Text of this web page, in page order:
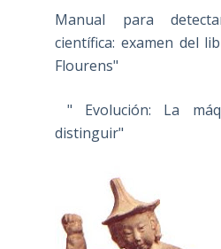
Manual para
científica: examen del
Flourens"
" Evolución: La
distinguir"